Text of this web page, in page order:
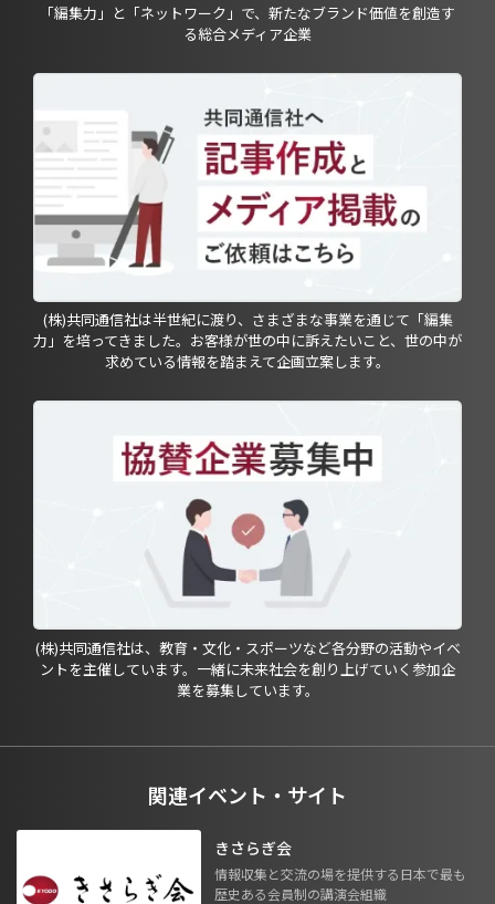
「編集力」と「ネットワーク」で、新たなブランド価値を創造す
る総合メディア企業
(株)共同通信社は半世紀に渡り、さまざまな事業を通じて「編集
力」を培ってきました。お客様が世の中に訴えたいこと、世の中が
求めている情報を踏まえて企画立案します。
(株)共同通信社は、教育・文化・スポーツなど各分野の活動やイベ
ントを主催しています。一緒に未来社会を創り上げていく参加企
業を募集しています。
関連イベント・サイト
きさらぎ会
情報収集と交流の場を提供する日本で最も
歴史ある会員制の講演会組織